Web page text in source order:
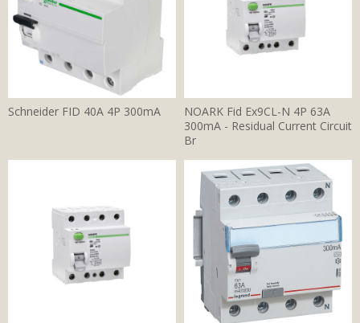
Schneider FID 40A 4P 300mA
NOARK Fid Ex9CL-N 4P 63A
300mA - Residual Current Circuit
Br